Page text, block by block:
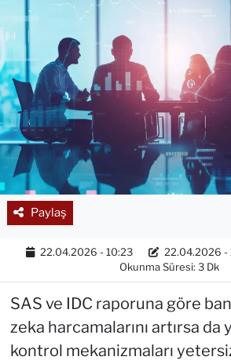
Paylaş
22.04.2026 - 10:23 22.04.2026 -
Okunma Süresi: 3 Dk
SAS ve IDC raporuna göre
zeka harcamalarını artırsa
kontrol mekanizmaları